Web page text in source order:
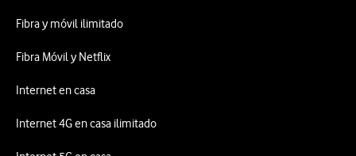
Fibra y móvil ilimitado
Fibra Móvil y Netflix
Internet en casa
Internet 4G en casa ilimitado